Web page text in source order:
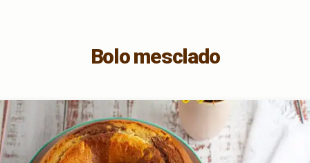
Bolo mesclado